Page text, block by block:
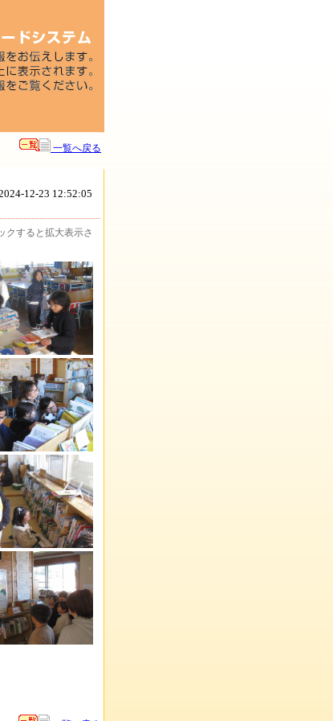
一覧へ戻る
12-23 12:52:05
クすると拡大表示さ